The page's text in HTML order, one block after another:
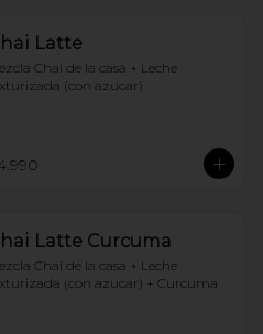
Latte
Chai de la casa + Leche
(con azucar)
Latte Curcuma
Chai de la casa + Leche
(con azucar) + Curcuma